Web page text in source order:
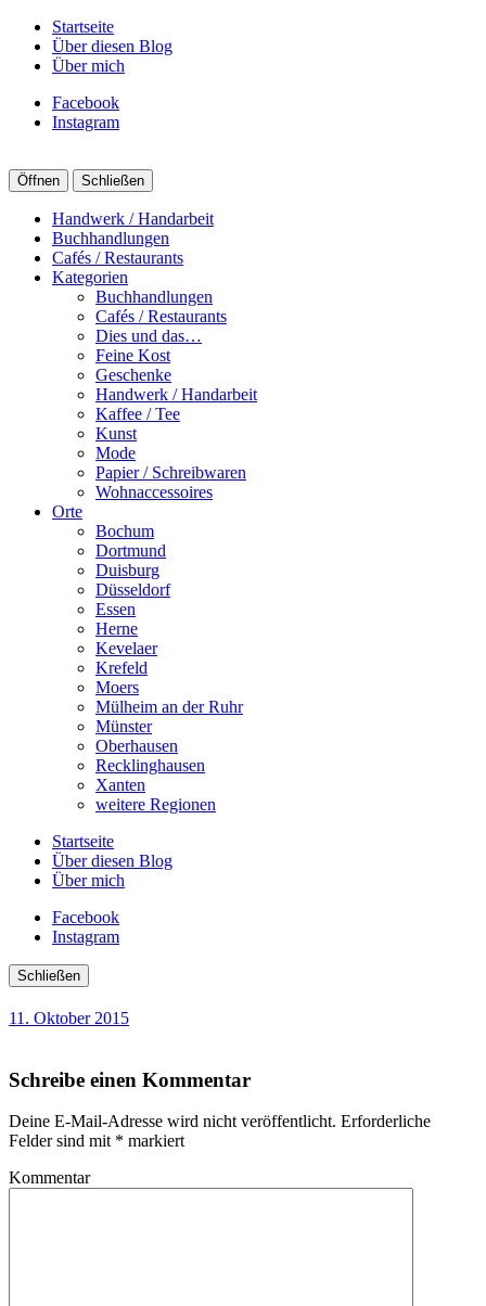
Startseite
Über diesen Blog
Über mich
Facebook
Instagram
Öffnen Schließen
Handwerk / Handarbeit
Buchhandlungen
Cafés / Restaurants
Kategorien
Buchhandlungen
Cafés / Restaurants
Dies und das…
Feine Kost
Geschenke
Handwerk / Handarbeit
Kaffee / Tee
Kunst
Mode
Papier / Schreibwaren
Wohnaccessoires
Orte
Bochum
Dortmund
Duisburg
Düsseldorf
Essen
Herne
Kevelaer
Krefeld
Moers
Mülheim an der Ruhr
Münster
Oberhausen
Recklinghausen
Xanten
weitere Regionen
Startseite
Über diesen Blog
Über mich
Facebook
Instagram
Schließen
11. Oktober 2015
Schreibe einen Kommentar
Deine E-Mail-Adresse wird nicht veröffentlicht. Erforderliche
Felder sind mit * markiert
Kommentar